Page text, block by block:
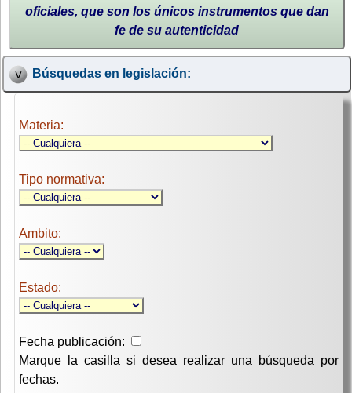
oficiales, que son los únicos instrumentos que dan
fe de su autenticidad
Búsquedas en legislación:
Materia:
Tipo normativa:
Ambito:
Estado:
Fecha publicación:
Marque la casilla si desea realizar una búsqueda por
fechas.